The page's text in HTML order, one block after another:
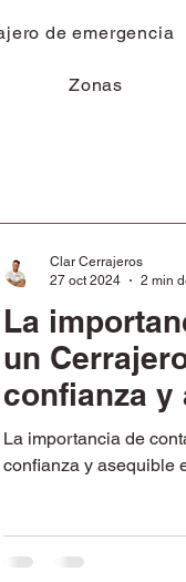
de emergencia
Zonas
La
un
confianza y
Valencia
La importancia de
confianza y asequible
Clar Cerrajeros
27 oct 2024
2 min